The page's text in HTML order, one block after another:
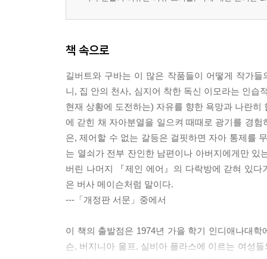
책 속으로
길버트와 구바는 이 많은 작품들이 어떻게 작가
니, 집 안의 천사, 심지어 착한 독신 이모라는 인습
현재 상황에 도전하는) 자유를 향한 욕망과 나란
에 갇힌 채 자아분열을 일으켜 때때로 광기를 경
은, 제어할 수 없는 갈등은 걸핏하면 자아 통제를
는 열쇠가 전부 잔인한 남편이나 아버지에게만
버린 나머지 『제인 에어』의 다락방에 갇혀 있
은 버사 메이슨처럼 말이다.
---「개정판 서문」중에서
이 책의 출발점은 1974년 가을 학기 인디애나대
슨, 버지니아 울프, 실비아 플라스에 이르는 여성